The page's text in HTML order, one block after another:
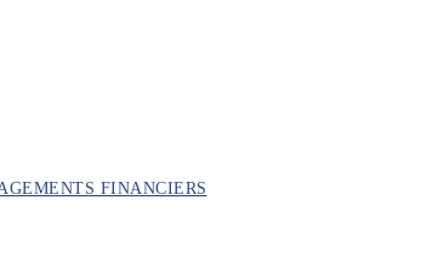
FINANCIERS